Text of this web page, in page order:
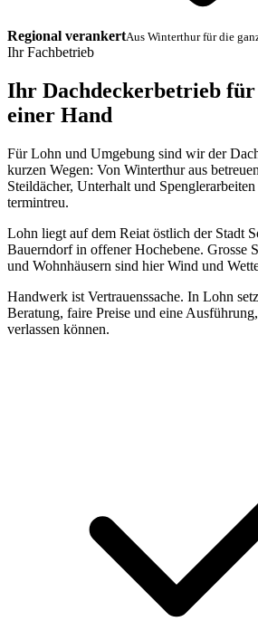
Regional verankertAus Winterthur für die
Ihr Fachbetrieb
Ihr Dachdeckerbetrieb für
einer Hand
Für Lohn und Umgebung sind wir der
kurzen Wegen: Von Winterthur aus
Steildächer, Unterhalt und
termintreu.
Lohn liegt auf dem Reiat östlich der Stadt
Bauerndorf in offener Hochebene. Grosse
und Wohnhäusern sind hier Wind und
Handwerk ist Vertrauenssache. In Lohn
Beratung, faire Preise und eine
verlassen können.